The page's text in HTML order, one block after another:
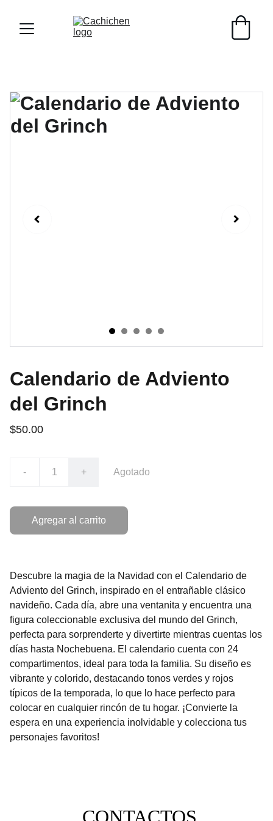
Calendario de Adviento
del Grinch
$50.00
- + Agotado
Agregar al carrito
Descubre la magia de la Navidad con el Calendario de
Adviento del Grinch, inspirado en el entrañable clásico
navideño. Cada día, abre una ventanita y encuentra una
figura coleccionable exclusiva del mundo del Grinch,
perfecta para sorprenderte y divertirte mientras cuentas los
días hasta Nochebuena. El calendario cuenta con 24
compartimentos, ideal para toda la familia. Su diseño es
vibrante y colorido, destacando tonos verdes y rojos
típicos de la temporada, lo que lo hace perfecto para
colocar en cualquier rincón de tu hogar. ¡Convierte la
espera en una experiencia inolvidable y colecciona tus
personajes favoritos!